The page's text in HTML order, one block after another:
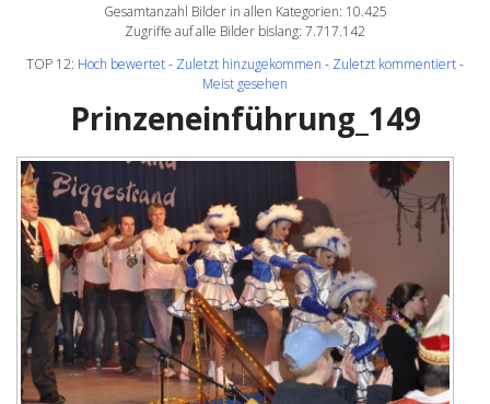
Gesamtanzahl Bilder in allen Kategorien: 10.425
Zugriffe auf alle Bilder bislang: 7.717.142
TOP 12: Hoch bewertet- Zuletzt hinzugekommen - Zuletzt kommentiert-
Meist gesehen
Prinzeneinführung_149